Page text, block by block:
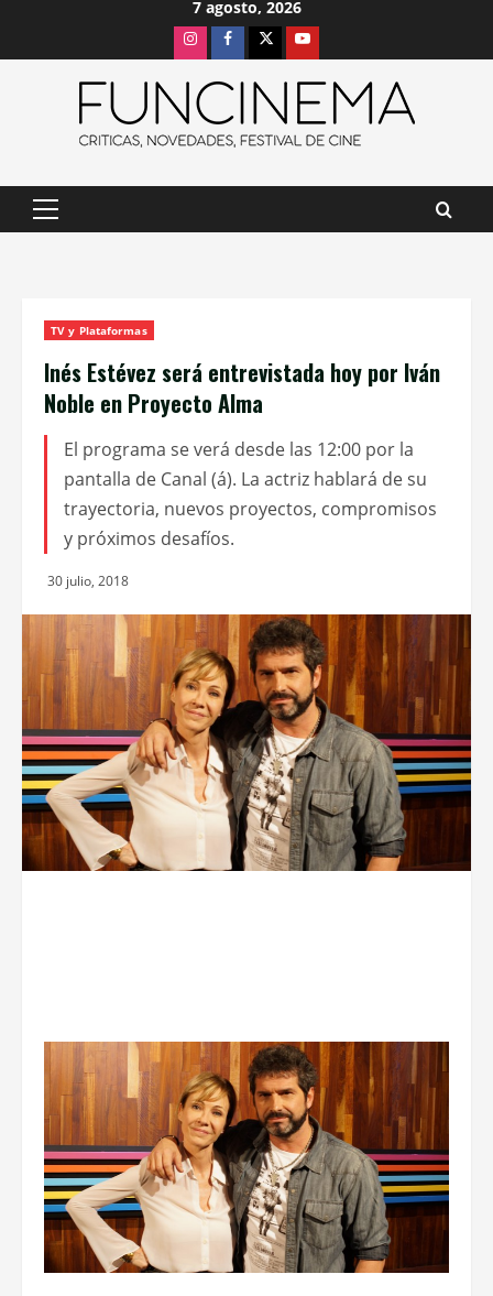
7 agosto, 2026
InstagramFacebook
X Youtube
Menú
TV y Plataformas
Inés Estévez será entrevistada hoy por Iván
Noble en Proyecto Alma
El programa se verá desde las 12:00 por la
pantalla de Canal (á). La actriz hablará de su
trayectoria, nuevos proyectos, compromisos
y próximos desafíos.
30 julio, 2018